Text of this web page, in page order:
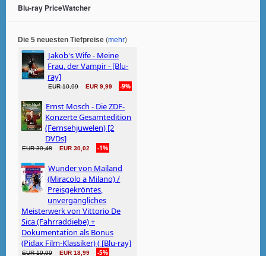
Blu-ray PriceWatcher
Die 5 neuesten Tiefpreise (mehr)